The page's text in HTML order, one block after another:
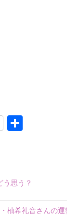
う思う？
柚希礼音さんの運